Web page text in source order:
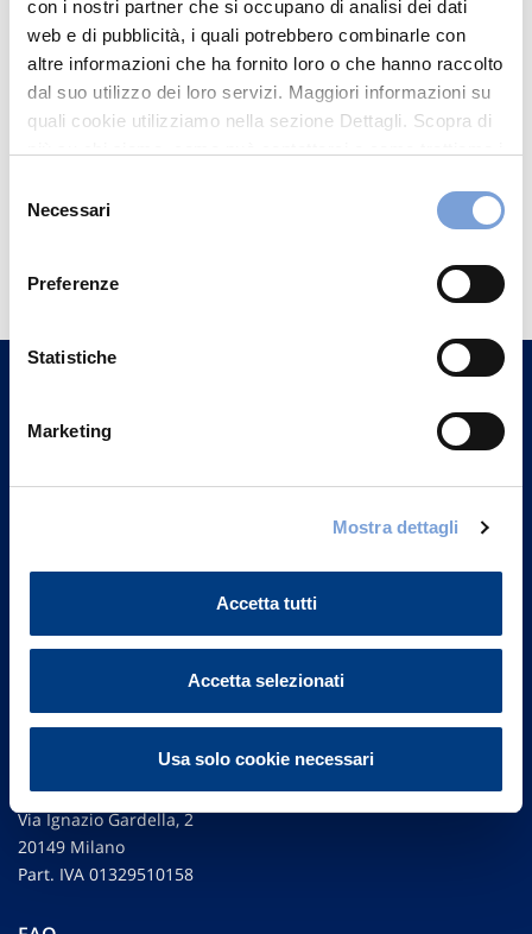
con i nostri partner che si occupano di analisi dei dati
web e di pubblicità, i quali potrebbero combinarle con
altre informazioni che ha fornito loro o che hanno raccolto
dal suo utilizzo dei loro servizi. Maggiori informazioni su
quali cookie utilizziamo nella sezione Dettagli. Scopra di
può trovare nel footer del sito nella sezione "Informativa
delNecessari
Preferenze
Statistiche
Marketing
Mostra dettagli
Accetta tutti
Accetta selezionati
Usa solo cookie necessari
informazioni?
un nostro Agente.
Contattaci
Vittoria Assicurazioni S.p.A.
Via Ignazio Gardella, 2
20149 Milano
Part. IVA 01329510158